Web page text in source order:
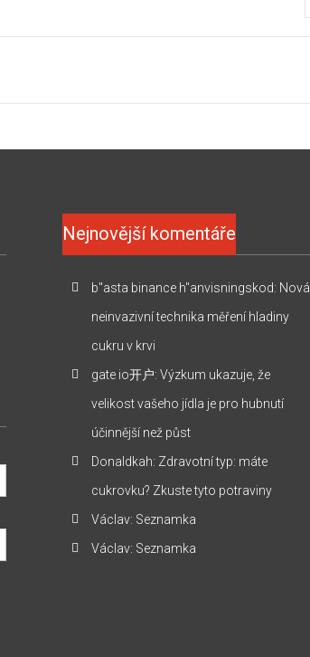
Nejnovější komentáře
b"asta binance h"anvisningskod: Nová
neinvazivní technika měření hladiny
cukru v krvi
gate io开户:Výzkum ukazuje, že
velikost vašeho jídla je pro hubnutí
účinnější než půst
Donaldkah: Zdravotní typ: máte
cukrovku? Zkuste tyto potraviny
Václav: Seznamka
Václav: Seznamka